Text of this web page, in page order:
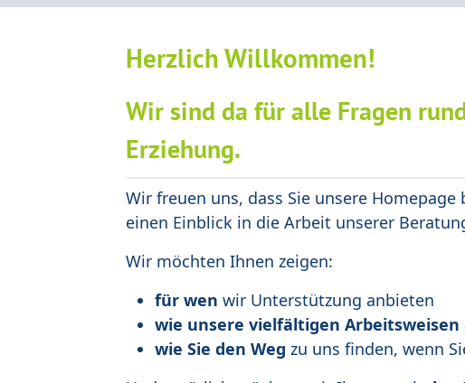
Herzlich Willkommen!
Wir sind da für alle Fragen
Erziehung.
Wir freuen uns, dass Sie unsere
einen Einblick in die Arbeit unserer
Wir möchten Ihnen zeigen:
für wen wir Unterstützung anbieten
wie unsere vielfältigen Arbeitsweisen
wie Sie den Weg zu uns finden, wenn